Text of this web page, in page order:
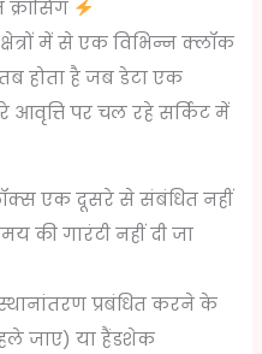
में से एक विभिन्न क्लॉक
होता है जब डेटा एक
आवृत्ति पर चल रहे सर्किट में
एक दूसरे से संबंधित नहीं
की गारंटी नहीं दी जा
प्रबंधित करने के
जाए) या हैंडशेक